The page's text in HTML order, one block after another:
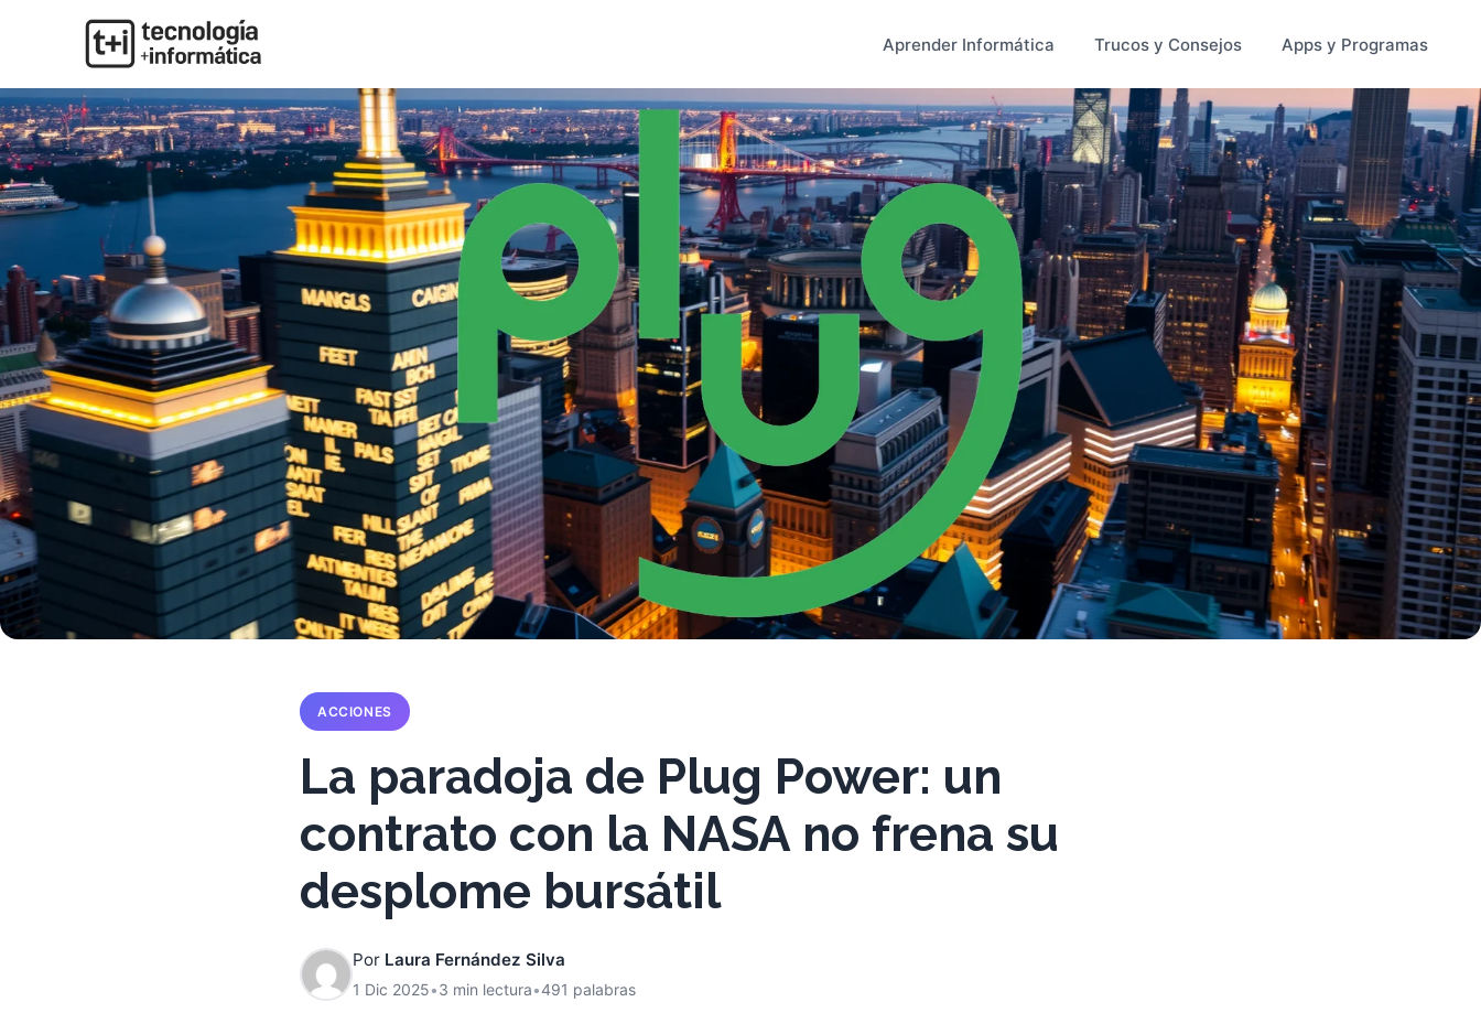
Aprender Informática Trucos y Consejos Apps y Programas
ACCIONES
La paradoja de Plug Power: un
contrato con la NASA no frena su
desplome bursátil
Por Laura Fernández Silva
1 Dic 2025•3 min lectura•491 palabras